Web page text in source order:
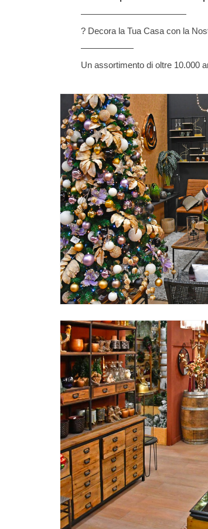
————————————
? Decora la Tua Casa con la
——————
Un assortimento di oltre 10.000